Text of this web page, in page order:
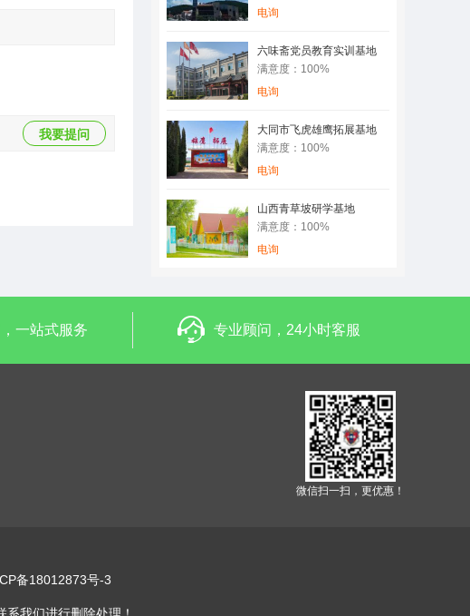
我要提问
电询
六味斋党员教育实训基地
满意度：100%
电询
大同市飞虎雄鹰拓展基地
满意度：100%
电询
山西青草坡研学基地
满意度：100%
电询
一站式服务 专业顾问，24小时客服
微信扫一扫，更优惠！
备18012873号-3